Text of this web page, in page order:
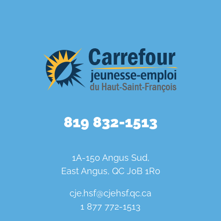
819 832-1513
1A-150 Angus Sud,
East Angus, QC J0B 1R0
cje.hsf@cjehsf.qc.ca
1 877 772-1513